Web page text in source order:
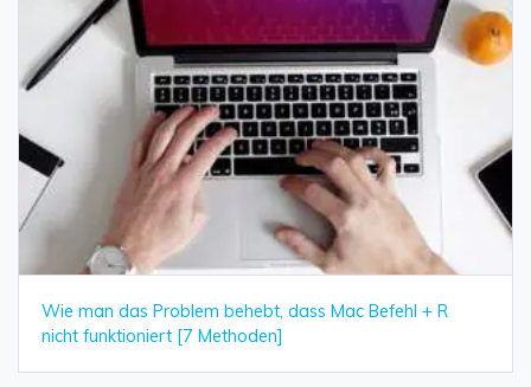
Wie man das Problem behebt, dass Mac Befehl + R
nicht funktioniert [7 Methoden]